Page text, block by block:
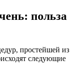
польза
простейшей из
следующие